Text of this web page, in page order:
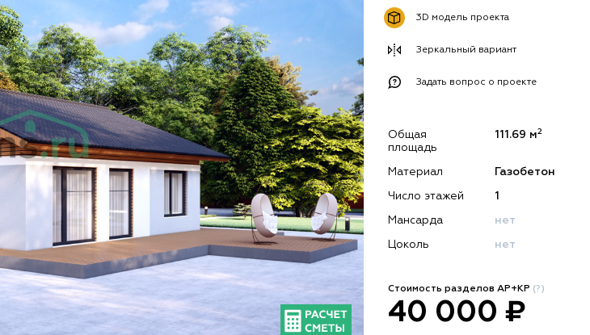
3D модель проекта
Зеркальный вариант
Задать вопрос о проекте
Общая
площадь
111.69 м2
Материал Газобетон
Число этажей 1
Мансарда нет
Цоколь нет
Стоимость разделов АР+КР (?)
40 000 ₽